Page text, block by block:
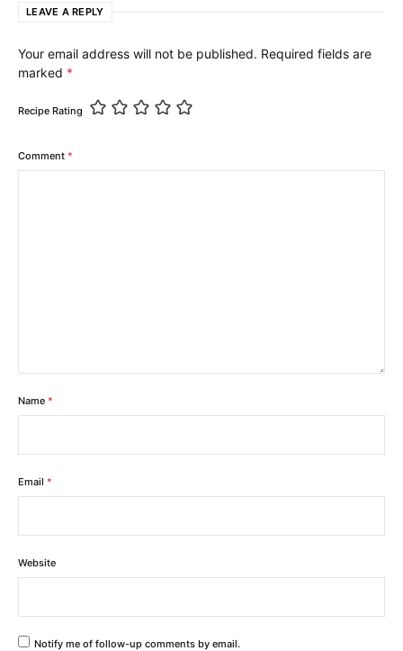
LEAVE A REPLY
Your email address will not be published. Required fields are
marked *
Recipe Rating
Comment *
Name *
Email *
Website
Notify me of follow-up comments by email.